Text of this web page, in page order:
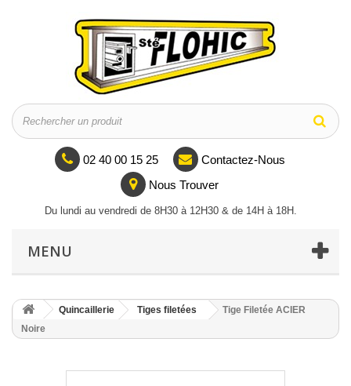
02 40 00 15 25
Contactez-Nous
Nous Trouver
Du lundi au vendredi de 8H30 à 12H30 & de 14H à 18H.
MENU
Quincaillerie Tiges filetées
Tige Filetée ACIER
Noire